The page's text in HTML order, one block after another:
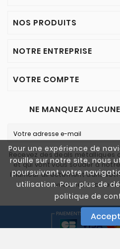
Pour une expérience de
rouille sur notre site, nous
poursuivant votre
utilisation. Pour plus de
politique de
NOS PRODUITS
NOTRE ENTREPRISE
VOTRE COMPTE
NE MANQUEZ
Recevez des deals métalliques
et qui vont vous souder à
l'humour directement dans
vous désinscrire